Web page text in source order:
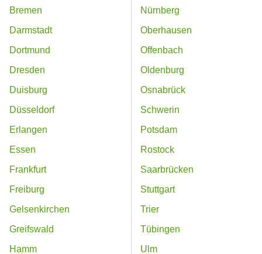
Bremen
Darmstadt
Dortmund
Dresden
Duisburg
Düsseldorf
Erlangen
Essen
Frankfurt
Freiburg
Gelsenkirchen
Greifswald
Hamm
Nürnberg
Oberhausen
Offenbach
Oldenburg
Osnabrück
Schwerin
Potsdam
Rostock
Saarbrücken
Stuttgart
Trier
Tübingen
Ulm